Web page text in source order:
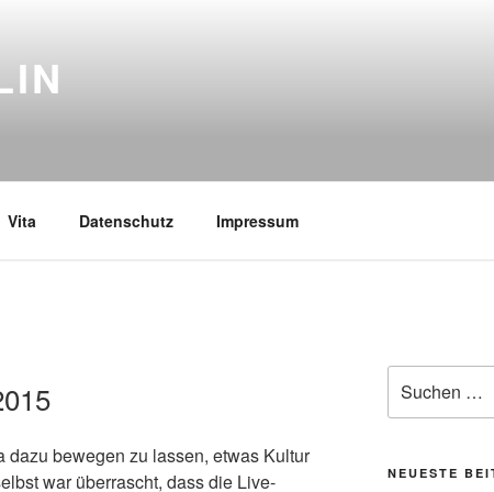
Vita Datenschutz Impressum
dazu bewegen zu lassen, etwas Kultur
war überrascht, dass die Live-
nach:
NEUESTE